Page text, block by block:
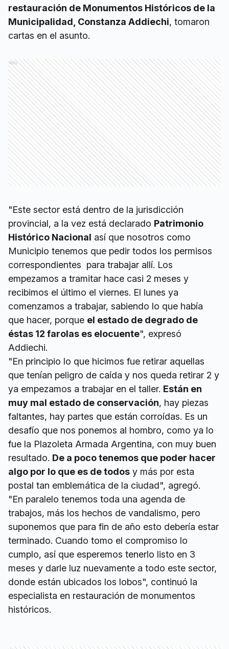
restauración de Monumentos Históricos de la
Municipalidad, Constanza Addiechi, tomaron
cartas en el asunto.
Ads
"Este sector está dentro de la jurisdicción
provincial, a la vez está declarado Patrimonio
Histórico Nacional así que nosotros como
Municipio tenemos que pedir todos los permisos
correspondientes para trabajar allí. Los
empezamos a tramitar hace casi 2 meses y
recibimos el último el viernes. El lunes ya
comenzamos a trabajar, sabiendo lo que había
que hacer, porque el estado de degrado de
éstas 12 farolas es elocuente", expresó
Addiechi.
"En principio lo que hicimos fue retirar aquellas
que tenían peligro de caída y nos queda retirar 2 y
ya empezamos a trabajar en el taller. Están en
muy mal estado de conservación, hay piezas
faltantes, hay partes que están corroídas. Es un
desafío que nos ponemos al hombro, como ya lo
fue la Plazoleta Armada Argentina, con muy buen
resultado. De a poco tenemos que poder hacer
algo por lo que es de todos y más por esta
postal tan emblemática de la ciudad", agregó.
"En paralelo tenemos toda una agenda de
trabajos, más los hechos de vandalismo, pero
suponemos que para fin de año esto debería estar
terminado. Cuando tomo el compromiso lo
cumplo, así que esperemos tenerlo listo en 3
meses y darle luz nuevamente a todo este sector,
donde están ubicados los lobos", continuó la
especialista en restauración de monumentos
históricos.